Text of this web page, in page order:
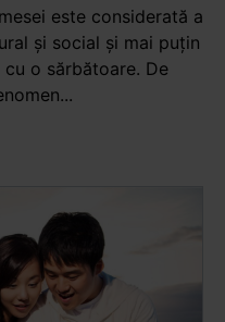
este considerată a
și social și mai puțin
o sărbătoare. De